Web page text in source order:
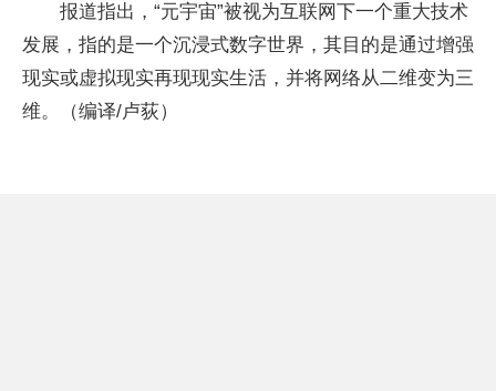
报道指出，“元宇宙”被视为互联网下一个重大技术
发展，指的是一个沉浸式数字世界，其目的是通过增强
现实或虚拟现实再现现实生活，并将网络从二维变为三
维。（编译/卢荻）